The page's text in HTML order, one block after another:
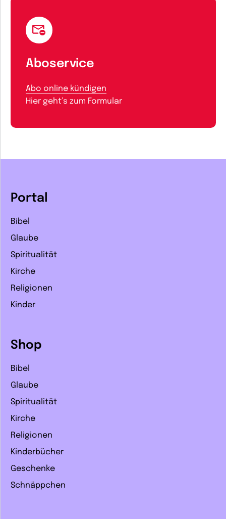
Aboservice
Abo online kündigen
Hier geht’s zum Formular
Portal
Bibel
Glaube
Spiritualität
Kirche
Religionen
Kinder
Shop
Bibel
Glaube
Spiritualität
Kirche
Religionen
Kinderbücher
Geschenke
Schnäppchen